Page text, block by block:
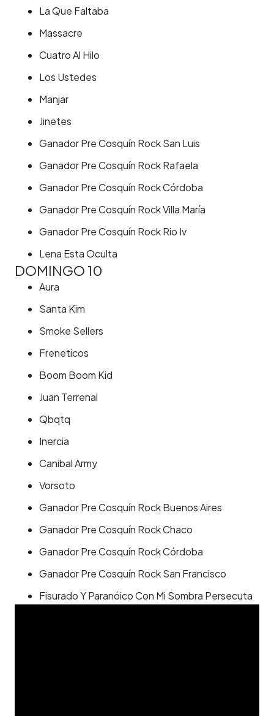
La Que Faltaba
Massacre
Cuatro Al Hilo
Los Ustedes
Manjar
Jinetes
Ganador Pre Cosquín Rock San Luis
Ganador Pre Cosquín Rock Rafaela
Ganador Pre Cosquín Rock Córdoba
Ganador Pre Cosquín Rock Villa María
Ganador Pre Cosquín Rock Rio Iv
Lena Esta Oculta
DOMINGO 10
Aura
Santa Kim
Smoke Sellers
Freneticos
Boom Boom Kid
Juan Terrenal
Qbqtq
Inercia
Canibal Army
Vorsoto
Ganador Pre Cosquín Rock Buenos Aires
Ganador Pre Cosquín Rock Chaco
Ganador Pre Cosquín Rock Córdoba
Ganador Pre Cosquín Rock San Francisco
Fisurado Y Paranóico Con Mi Sombra Persecuta